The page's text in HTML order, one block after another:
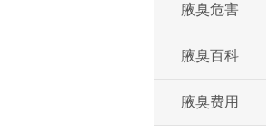
腋臭危害
腋臭百科
腋臭费用